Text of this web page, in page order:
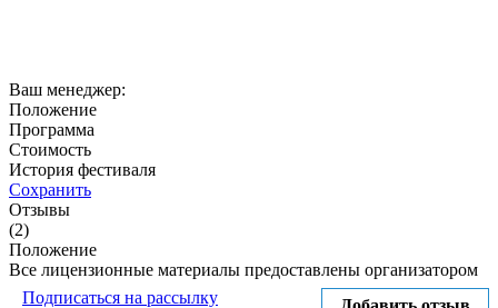
Ваш менеджер:
Положение
Программа
Стоимость
История фестиваля
Сохранить
Отзывы
(2)
Положение
Все лицензионные материалы предоставлены организатором
Подписаться на рассылку